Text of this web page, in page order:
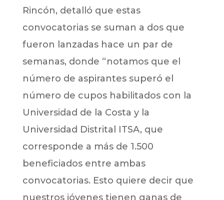
Rincón, detalló que estas
convocatorias se suman a dos que
fueron lanzadas hace un par de
semanas, donde “notamos que el
número de aspirantes superó el
número de cupos habilitados con la
Universidad de la Costa y la
Universidad Distrital ITSA, que
corresponde a más de 1.500
beneficiados entre ambas
convocatorias. Esto quiere decir que
nuestros jóvenes tienen ganas de